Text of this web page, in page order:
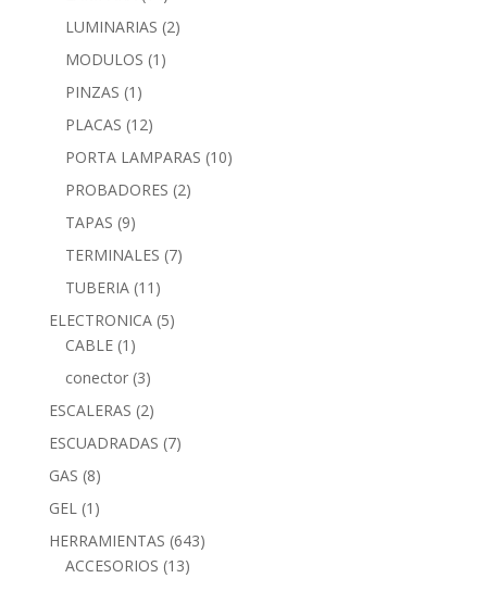
LUMINARIAS (2)
MODULOS (1)
PINZAS (1)
PLACAS (12)
PORTA LAMPARAS (10)
PROBADORES (2)
TAPAS (9)
TERMINALES (7)
TUBERIA (11)
ELECTRONICA (5)
CABLE (1)
conector (3)
ESCALERAS (2)
ESCUADRADAS (7)
GAS (8)
GEL (1)
HERRAMIENTAS (643)
ACCESORIOS (13)